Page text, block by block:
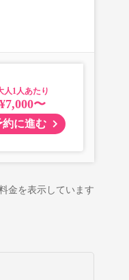
人
¥7,000〜
約に進む
金を表示しています